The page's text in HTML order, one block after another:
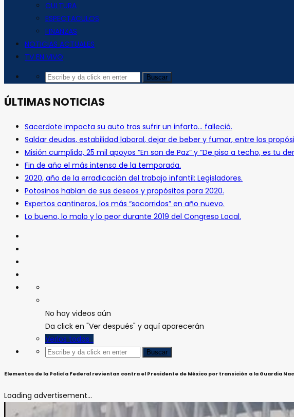
CULTURA
ESPECTACULOS
FINANZAS
NOTICIAS ACTUALES
TV EN VIVO
ÚLTIMAS NOTICIAS
Sacerdote impacta su auto tras sufrir un infarto… falleció.
Saldar deudas, estabilidad laboral, dejar de beber y fumar, entre los
Misión cumplida, 25 mil apoyos “En son de Paz” y “De piso a techo, es tu
Fin de año el más intenso de la temporada.
2020, año de la erradicación del trabajo infantil: Legisladores.
Potosinos hablan de sus deseos y propósitos para 2020.
Expertos cantineros, los más “socorridos” en año nuevo.
Lo bueno, lo malo y lo peor durante 2019 del Congreso Local.
No hay videos aún
Da click en "Ver después" y aquí aparecerán
Verlos todos
Elementos de la Policía Federal revientan contra el Presidente de México por transición a la Guardia
Loading advertisement...